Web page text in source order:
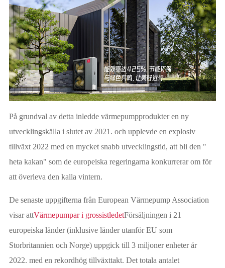
På grundval av detta inledde värmepumpprodukter en ny
utvecklingskälla i slutet av 2021. och upplevde en explosiv
tillväxt 2022 med en mycket snabb utvecklingstid, att bli den "
heta kakan" som de europeiska regeringarna konkurrerar om för
att överleva den kalla vintern.
De senaste uppgifterna från European Värmepump Association
visar attVärmepumpar i grossistledetFörsäljningen i 21
europeiska länder (inklusive länder utanför EU som
Storbritannien och Norge) uppgick till 3 miljoner enheter år
2022. med en rekordhög tillväxttakt. Det totala antalet